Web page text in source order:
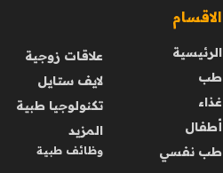
الاقسام
الرئيسية
طب
غذاء
أطفال
طب نفسي
علاقات زوجية
لايف ستايل
تكنولوجيا طبية
المزيد
وظائف طبية